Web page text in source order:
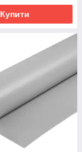
Купити